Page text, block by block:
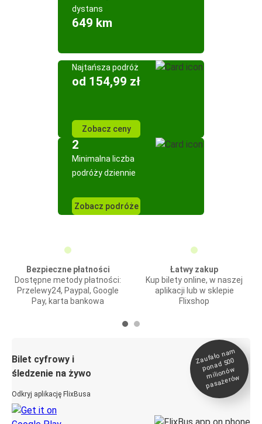
dystans
649 km
Najtańsza podróż
od 154,99 zł
Zobacz ceny
2
Minimalna liczba
podróży dziennie
Zobacz podróże
Bezpieczne płatności
Dostępne metody płatności:
Przelewy24, Paypal, Google
Pay, karta bankowa
Łatwy zakup
Kup bilety online, w naszej
aplikacji lub w sklepie
Flixshop
Bilet cyfrowy i
śledzenie na żywo
Odkryj aplikację FlixBusa
Zaufało na
m
ponad 500
milionó
w
pasażeró
w